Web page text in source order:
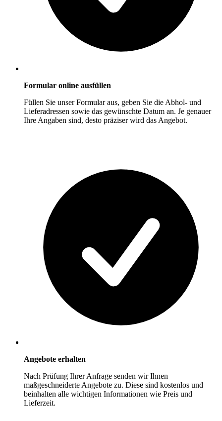
Formular online ausfüllen
Füllen Sie unser Formular aus, geben Sie die Abhol- und
Lieferadressen sowie das gewünschte Datum an. Je genauer
Ihre Angaben sind, desto präziser wird das Angebot.
Angebote erhalten
Nach Prüfung Ihrer Anfrage senden wir Ihnen
maßgeschneiderte Angebote zu. Diese sind kostenlos und
beinhalten alle wichtigen Informationen wie Preis und
Lieferzeit.